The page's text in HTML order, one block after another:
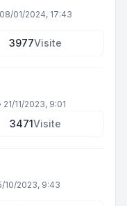
08/01/2024, 17:43
3977Visite
21/11/2023, 9:01
3471Visite
10/2023, 9:43